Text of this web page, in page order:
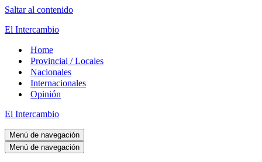
Saltar al contenido
El Intercambio
Home
Provincial / Locales
Nacionales
Internacionales
Opinión
El Intercambio
Menú de navegación
Menú de navegación